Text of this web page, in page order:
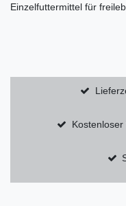
Einzelfuttermittel für